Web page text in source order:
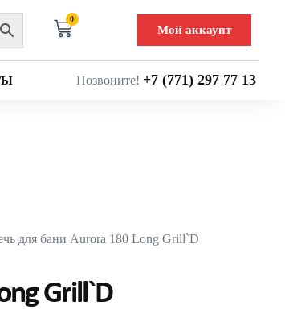
0
Мой аккаунт
Позвоните! +7 (771) 297 77 13
для бани Aurora 180 Long Grill`D
Grill`D